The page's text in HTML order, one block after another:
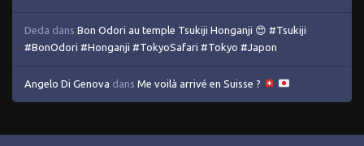
Deda dans Bon Odori au temple Tsukiji Honganji 😍 #Tsukiji
#BonOdori #Honganji #TokyoSafari #Tokyo #Japon
Angelo Di Genova dans Me voilà arrivé en Suisse ?